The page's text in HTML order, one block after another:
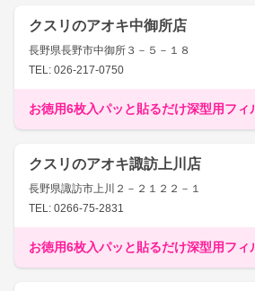
クスリのアオキ中御所店
長野県長野市中御所３－５－１８
TEL: 026-217-0750
お徳用6枚入パッと貼るだけ深型用フィ
クスリのアオキ諏訪上川店
長野県諏訪市上川２－２１２２－１
TEL: 0266-75-2831
お徳用6枚入パッと貼るだけ深型用フィ